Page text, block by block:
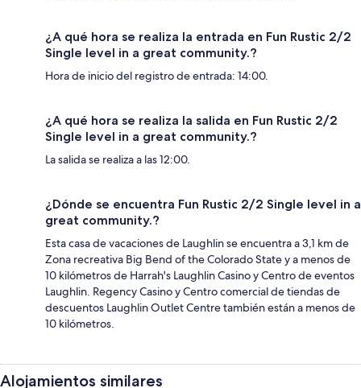
¿A qué hora se realiza la entrada en Fun Rustic 2/2
Single level in a great community.?
Hora de inicio del registro de entrada: 14:00.
¿A qué hora se realiza la salida en Fun Rustic 2/2
Single level in a great community.?
La salida se realiza a las 12:00.
¿Dónde se encuentra Fun Rustic 2/2 Single level in a
great community.?
Esta casa de vacaciones de Laughlin se encuentra a 3,1 km de
Zona recreativa Big Bend of the Colorado State y a menos de
10 kilómetros de Harrah's Laughlin Casino y Centro de eventos
Laughlin. Regency Casino y Centro comercial de tiendas de
descuentos Laughlin Outlet Centre también están a menos de
10 kilómetros.
Alojamientos similares